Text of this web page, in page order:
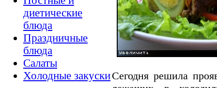
диетические
блюда
Праздничные
блюда
Салаты
Холодные закускиСегодня решила